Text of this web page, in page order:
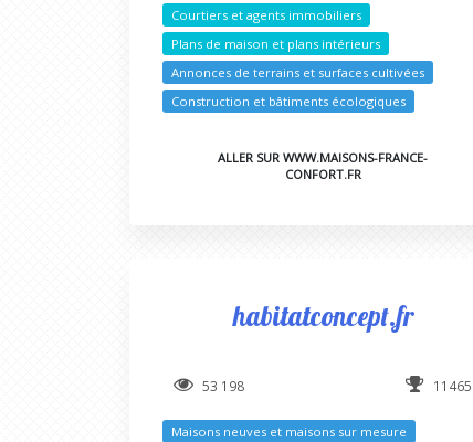
Courtiers et agents immobiliers
Plans de maison et plans intérieurs
Annonces de terrains et surfaces cultivées
Construction et bâtiments écologiques
ALLER SUR WWW.MAISONS-FRANCE-
CONFORT.FR
habitatconcept.fr
53 198 11465
Maisons neuves et maisons sur mesure